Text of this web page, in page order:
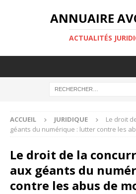
ANNUAIRE
ACTUALITÉS
ACCUEIL JURIDIQUE
Le droit
géants du numérique : lutter contre les
Le droit de la
aux géants du
contre les abus de